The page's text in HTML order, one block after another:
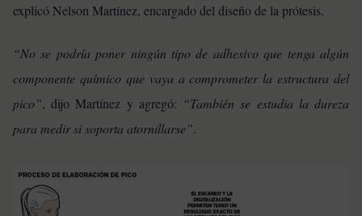
explicó Nelson Martínez, encargado del diseño de la prótesis.
“No se podría poner ningún tipo de adhesivo que tenga algún
componente químico que vaya a comprometer la estructura del
pico”, dijo Martínez y agregó: “También se estudia la dureza
para medir si soporta atornillarse”.